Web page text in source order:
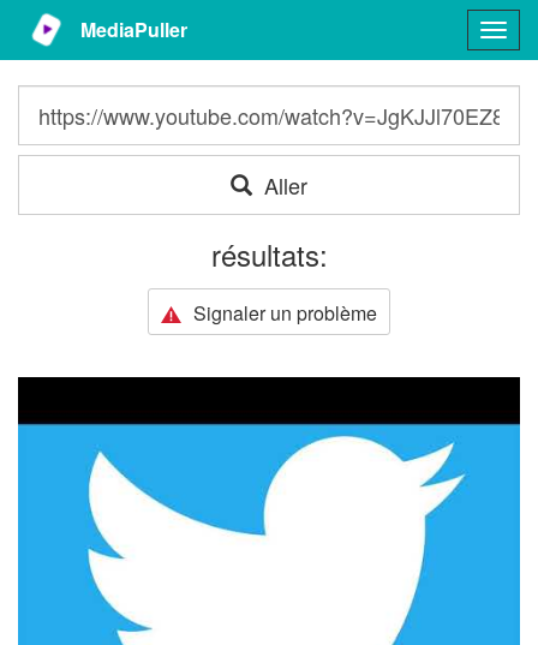
MediaPuller
Aller
résultats:
Signaler un problème